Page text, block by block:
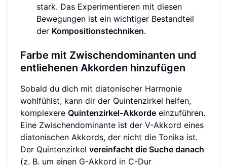
stark. Das Experimentieren mit diesen
Bewegungen ist ein wichtiger Bestandteil
der Kompositionstechniken.
Farbe mit Zwischendominanten und
entliehenen Akkorden hinzufügen
Sobald du dich mit diatonischer Harmonie
wohlfühlst, kann dir der Quintenzirkel helfen,
komplexere Quintenzirkel-Akkorde einzuführen.
Eine Zwischendominante ist der V-Akkord eines
diatonischen Akkords, der nicht die Tonika ist.
Der Quintenzirkel vereinfacht die Suche danach
(z. B. um einen G-Akkord in C-Dur